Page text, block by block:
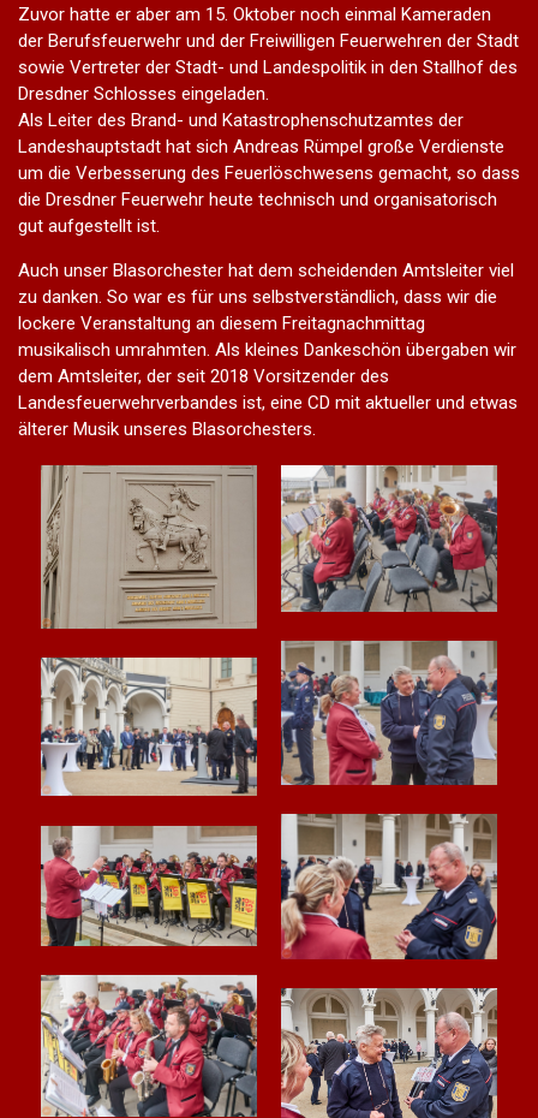
Zuvor hatte er aber am 15. Oktober noch einmal Kameraden
der Berufsfeuerwehr und der Freiwilligen Feuerwehren der Stadt
sowie Vertreter der Stadt- und Landespolitik in den Stallhof des
Dresdner Schlosses eingeladen.
Als Leiter des Brand- und Katastrophenschutzamtes der
Landeshauptstadt hat sich Andreas Rümpel große Verdienste
um die Verbesserung des Feuerlöschwesens gemacht, so dass
die Dresdner Feuerwehr heute technisch und organisatorisch
gut aufgestellt ist.
Auch unser Blasorchester hat dem scheidenden Amtsleiter viel
zu danken. So war es für uns selbstverständlich, dass wir die
lockere Veranstaltung an diesem Freitagnachmittag
musikalisch umrahmten. Als kleines Dankeschön übergaben wir
dem Amtsleiter, der seit 2018 Vorsitzender des
Landesfeuerwehrverbandes ist, eine CD mit aktueller und etwas
älterer Musik unseres Blasorchesters.